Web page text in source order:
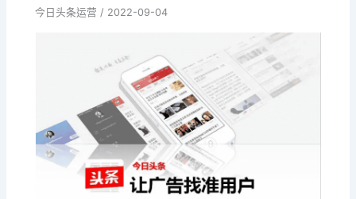
今日头条运营 / 2022-09-04